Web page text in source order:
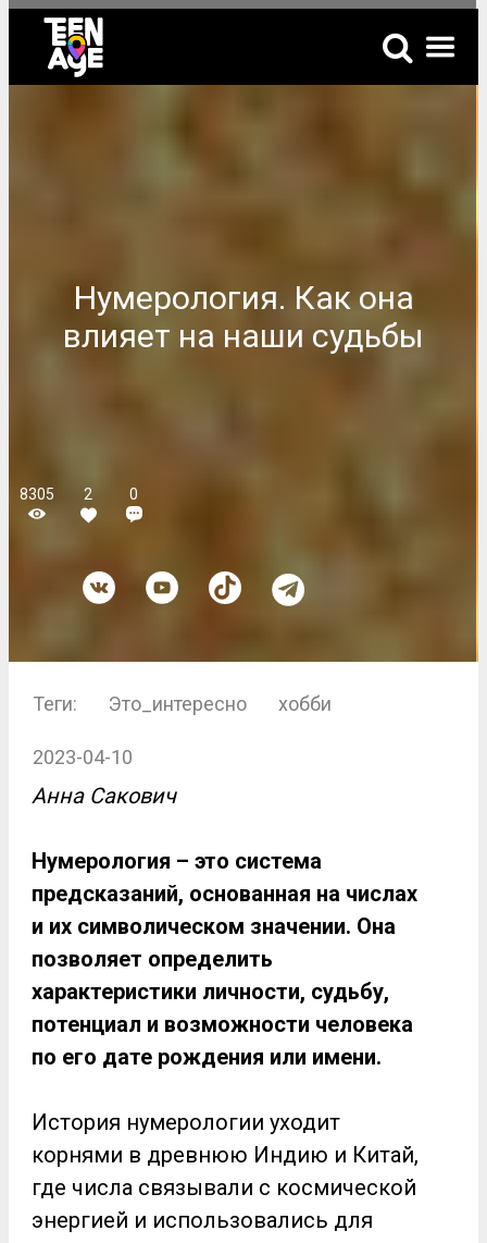
Нумерология. Как она
влияет на наши судьбы
8305 2 0
Теги: Это_интересно хобби
2023-04-10
Анна Сакович
Нумерология – это система
предсказаний, основанная на числах
и их символическом значении. Она
позволяет определить
характеристики личности, судьбу,
потенциал и возможности человека
по его дате рождения или имени.
История нумерологии уходит
корнями в древнюю Индию и Китай,
где числа связывали с космической
энергией и использовались для